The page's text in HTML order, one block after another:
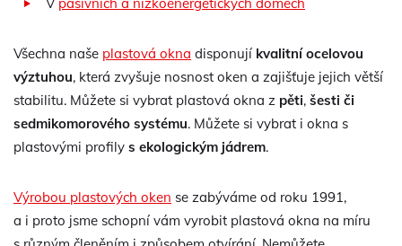
Všechna naše plastová okna disponují kvalitní ocelovou
výztuhou, která zvyšuje nosnost oken a zajišťuje jejich větší
stabilitu. Můžete si vybrat plastová okna z pěti, šesti či
sedmikomorového systému. Můžete si vybrat i okna s
plastovými profily s ekologickým jádrem.
Výrobou plastových oken se zabýváme od roku 1991,
a i proto jsme schopní vám vyrobit plastová okna na míru